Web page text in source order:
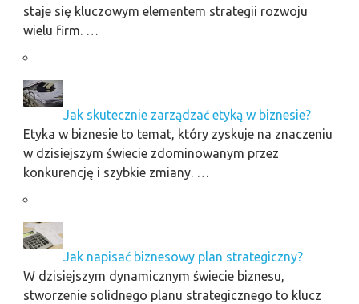
staje się kluczowym elementem strategii rozwoju
wielu firm. …
Jak skutecznie zarządzać etyką w biznesie?
Etyka w biznesie to temat, który zyskuje na znaczeniu
w dzisiejszym świecie zdominowanym przez
konkurencję i szybkie zmiany. …
Jak napisać biznesowy plan strategiczny?
W dzisiejszym dynamicznym świecie biznesu,
stworzenie solidnego planu strategicznego to klucz